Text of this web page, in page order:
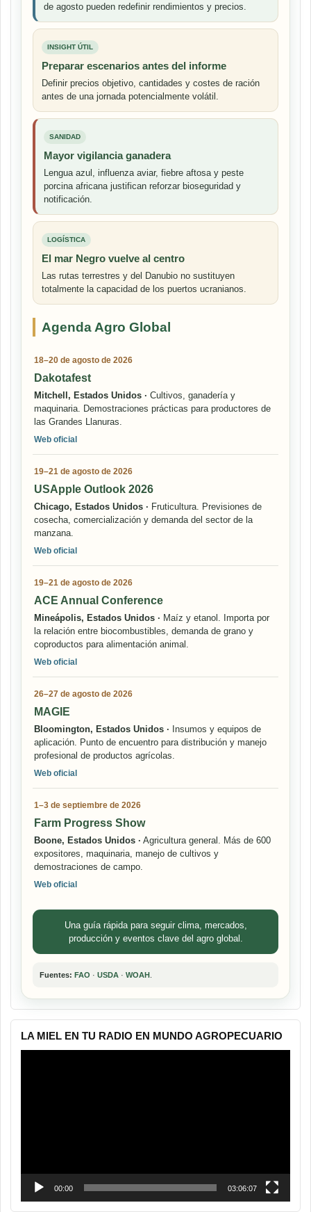
de agosto pueden redefinir rendimientos y precios.
INSIGHT ÚTIL
Preparar escenarios antes del informe
Definir precios objetivo, cantidades y costes de ración
antes de una jornada potencialmente volátil.
SANIDAD
Mayor vigilancia ganadera
Lengua azul, influenza aviar, fiebre aftosa y peste
porcina africana justifican reforzar bioseguridad y
notificación.
LOGÍSTICA
El mar Negro vuelve al centro
Las rutas terrestres y del Danubio no sustituyen
totalmente la capacidad de los puertos ucranianos.
Agenda Agro Global
18–20 de agosto de 2026
Dakotafest
Mitchell, Estados Unidos · Cultivos, ganadería y
maquinaria. Demostraciones prácticas para productores de
las Grandes Llanuras.
Web oficial
19–21 de agosto de 2026
USApple Outlook 2026
Chicago, Estados Unidos · Fruticultura. Previsiones de
cosecha, comercialización y demanda del sector de la
manzana.
Web oficial
19–21 de agosto de 2026
ACE Annual Conference
Mineápolis, Estados Unidos · Maíz y etanol. Importa por
la relación entre biocombustibles, demanda de grano y
coproductos para alimentación animal.
Web oficial
26–27 de agosto de 2026
MAGIE
Bloomington, Estados Unidos · Insumos y equipos de
aplicación. Punto de encuentro para distribución y manejo
profesional de productos agrícolas.
Web oficial
1–3 de septiembre de 2026
Farm Progress Show
Boone, Estados Unidos · Agricultura general. Más de 600
expositores, maquinaria, manejo de cultivos y
demostraciones de campo.
Web oficial
Una guía rápida para seguir clima, mercados,
producción y eventos clave del agro global.
Fuentes: FAO · USDA · WOAH
LA MIEL EN TU RADIO EN MUNDO AGROPECUARIO
00:00 03:06:07